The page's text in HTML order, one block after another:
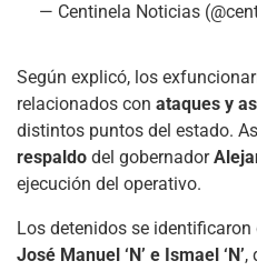
— Centinela Noticias
Según explicó, los
relacionados con ataques y
distintos puntos del estado.
respaldo del gobernador
ejecución del operativo.
Los detenidos se identificaron
José Manuel ‘N’ e Ismael ‘N’,